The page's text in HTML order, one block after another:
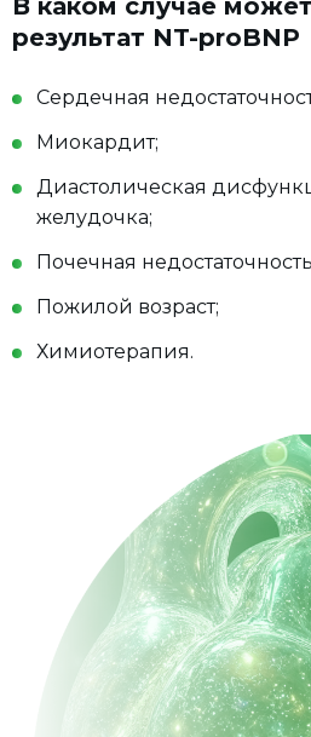
В каком случае
результат NT-proBNP
Сердечная
Миокардит;
Диастолическая
желудочка;
Почечная
Пожилой возраст;
Химиотерапия.